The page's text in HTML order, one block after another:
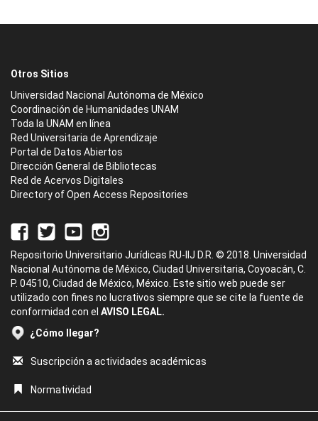
Otros Sitios
Universidad Nacional Autónoma de México
Coordinación de Humanidades UNAM
Toda la UNAM en línea
Red Universitaria de Aprendizaje
Portal de Datos Abiertos
Dirección General de Bibliotecas
Red de Acervos Digitales
Directory of Open Access Repositories
Repositorio Universitario Jurídicas RU-IIJ D.R. © 2018. Universidad
Nacional Autónoma de México, Ciudad Universitaria, Coyoacán, C.
P. 04510, Ciudad de México, México. Este sitio web puede ser
utilizado con fines no lucrativos siempre que se cite la fuente de
conformidad con el AVISO LEGAL.
¿Cómo llegar?
Suscripción a actividades académicas
Normatividad